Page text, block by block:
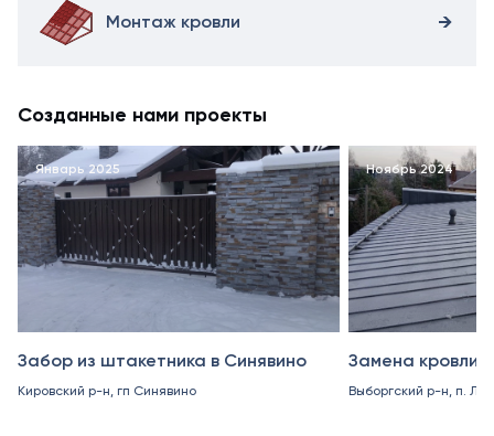
Монтаж кровли
Созданные нами проекты
Январь 2025
Забор из штакетника в Синявино
Кировский р-н, гп Синявино
Ноябрь 2024
Замена кровли
Выборгский р-н, п.